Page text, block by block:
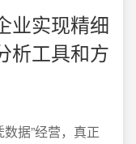
业实现精细
析工具和方
数据”经营，真正